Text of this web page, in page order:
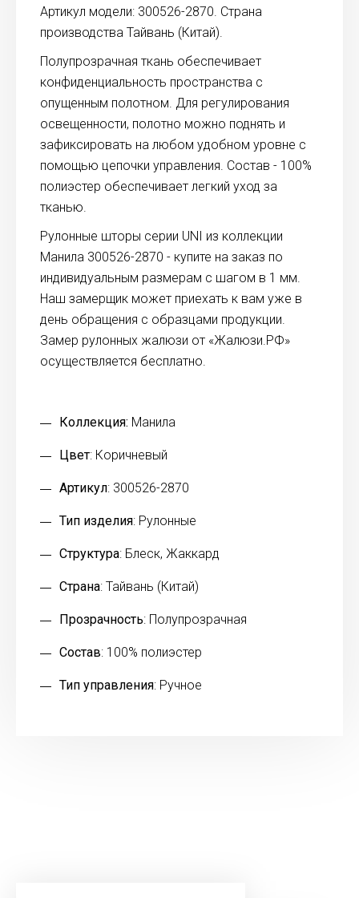
Артикул модели: 300526-2870. Страна
производства Тайвань (Китай).
Полупрозрачная ткань обеспечивает
конфиденциальность пространства с
опущенным полотном. Для регулирования
освещенности, полотно можно поднять и
зафиксировать на любом удобном уровне с
помощью цепочки управления. Состав - 100%
полиэстер обеспечивает легкий уход за
тканью.
Рулонные шторы серии UNI из коллекции
Манила 300526-2870 - купите на заказ по
индивидуальным размерам с шагом в 1 мм.
Наш замерщик может приехать к вам уже в
день обращения с образцами продукции.
Замер рулонных жалюзи от «Жалюзи.РФ»
осуществляется бесплатно.
Коллекция: Манила
Цвет: Коричневый
Артикул: 300526-2870
Тип изделия: Рулонные
Структура: Блеск, Жаккард
Страна: Тайвань (Китай)
Прозрачность: Полупрозрачная
Состав: 100% полиэстер
Тип управления: Ручное